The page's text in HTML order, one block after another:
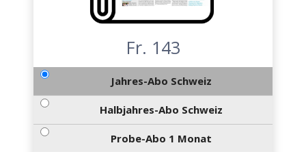
Fr. 143
Jahres-Abo Schweiz
Halbjahres-Abo Schweiz
Probe-Abo 1 Monat